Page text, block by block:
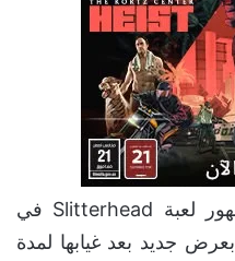
تحدثت بعض المصادر عن ظهور لعبة Slitterhead في
حدث Summer Game Fest بعرض جديد بعد غيابها لمدة